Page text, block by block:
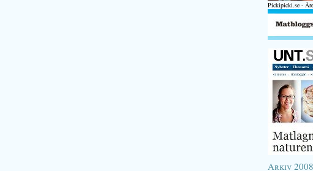
Pickipicki.se -
Arkiv 2008